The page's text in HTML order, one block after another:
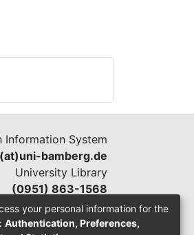
Information System
bamberg.de
University Library
(0951) 863-1568
your personal information for the
Authentication, Preferences,